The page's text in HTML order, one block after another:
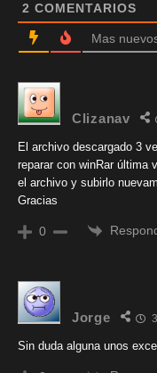
2 COMENTARIOS
Mas
Clizanav
El archivo descargado 3
reparar con winRar última
el archivo y subirlo
Gracias
0
Jorge
Sin duda alguna unos